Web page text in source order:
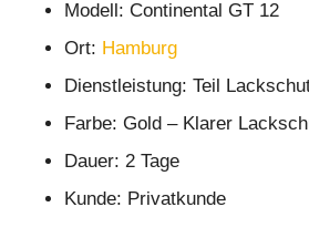
Modell: Continental GT 12
Ort: Hamburg
Dienstleistung: Teil
Farbe: Gold – Klarer
Dauer: 2 Tage
Kunde: Privatkunde